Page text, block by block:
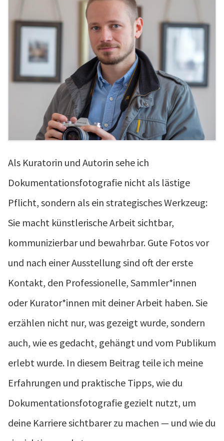
Als Kuratorin und Autorin sehe ich
Dokumentationsfotografie nicht als lästige
Pflicht, sondern als ein strategisches Werkzeug:
Sie macht künstlerische Arbeit sichtbar,
kommunizierbar und bewahrbar. Gute Fotos vor
und nach einer Ausstellung sind oft der erste
Kontakt, den Professionelle, Sammler*innen
oder Kurator*innen mit deiner Arbeit haben. Sie
erzählen nicht nur, was gezeigt wurde, sondern
auch, wie es gedacht, gehängt und vom Publikum
erlebt wurde. In diesem Beitrag teile ich meine
Erfahrungen und praktische Tipps, wie du
Dokumentationsfotografie gezielt nutzt, um
deine Karriere sichtbarer zu machen — und wie du